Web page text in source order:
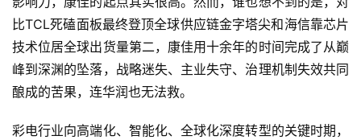
比TCL死磕面板最终登顶全球供应链金字塔尖和海信靠芯片
技术位居全球出货量第二，康佳用十余年的时间完成了从巅
峰到深渊的坠落，战略迷失、主业失守、治理机制失效共同
酿成的苦果，连华润也无法救。
彩电行业向高端化、智能化、全球化深度转型的关键时期，